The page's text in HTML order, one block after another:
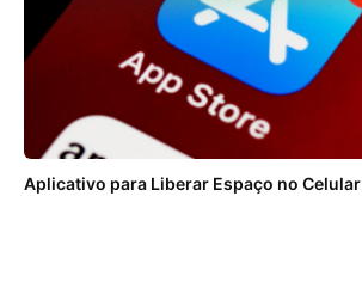
Aplicativo para Liberar Espaço no Celular